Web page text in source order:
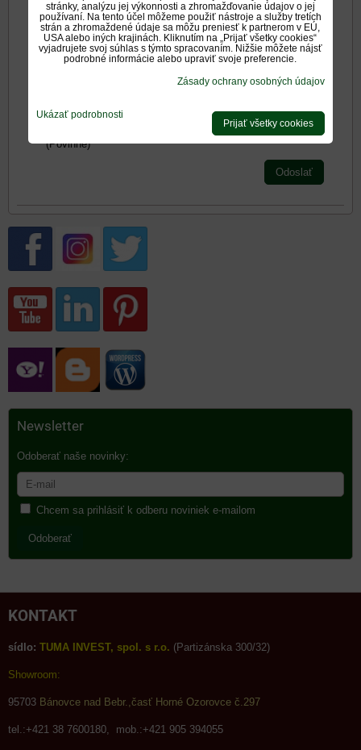
Zadajte prosím hodnotenie, výhody alebo zápory - aspoň
jedna položka je povinná.
Oboznámil som sa s
*(Povinné)
Odoslať
Newsletter
Odoberať naše novinky:
Chcem sa prihlásiť k odberu noviniek e-mailom
Odoberať
KONTAKT
sídlo: TUMA INVEST, spol. s r.o. (Partizánska 300/32)
Showroom:
95703 Bánovce nad Bebr.,časť Horné Ozorovce č.297
tel.:+421 38 7600180, mob.:+421 905 394055
stránky, analýzu jej výkonnosti a zhromažďovanie údajov o jej
používaní. Na tento účel môžeme použiť nástroje a služby tretích
strán a zhromaždené údaje sa môžu preniesť k partnerom v EÚ,
USA alebo iných krajinách. Kliknutím na „Prijať všetky cookies“
vyjadrujete svoj súhlas s týmto spracovaním. Nižšie môžete nájsť
podrobné informácie alebo upraviť svoje preferencie.
Zásady ochrany osobných údajov
Ukázať podrobnosti
Prijať všetky cookies